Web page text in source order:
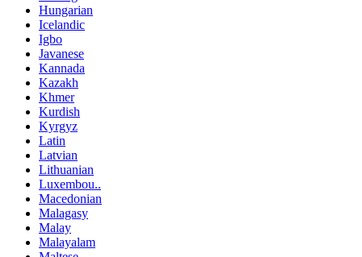
Hungarian
Icelandic
Igbo
Javanese
Kannada
Kazakh
Khmer
Kurdish
Kyrgyz
Latin
Latvian
Lithuanian
Luxembou..
Macedonian
Malagasy
Malay
Malayalam